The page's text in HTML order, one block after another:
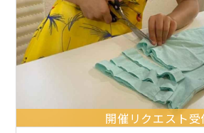
開催リクエスト受